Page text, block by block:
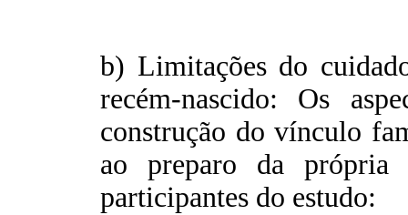
b) Limitações do
recém-nascido: Os
construção do vínculo
ao preparo da própria
participantes do estudo: